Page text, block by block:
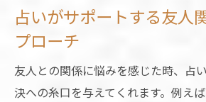
占いがサポートする友人
プローチ
友人との関係に悩みを感じた時、占
決への糸口を与えてくれます。例え